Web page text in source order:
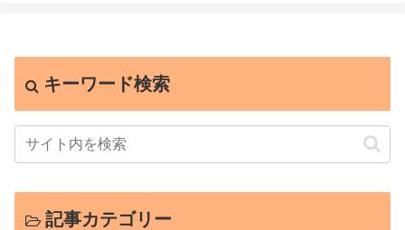
キーワード検索
記事カテゴリー